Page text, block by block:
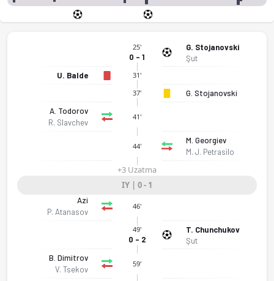
25'
0 - 1
G. Stojanovski
Şut
U. Balde
31'
37'
G. Stojanovski
A. Todorov
R. Slavchev
41'
44'
M. Georgiev
M. J. Petrasilo
+3 Uzatma
IY | 0 - 1
Azi
P. Atanasov
46'
49'
0 - 2
T. Chunchukov
Şut
B. Dimitrov
V. Tsekov
59'